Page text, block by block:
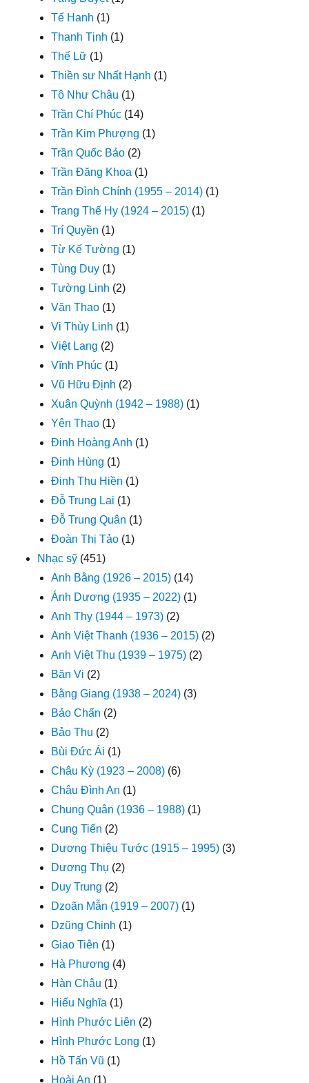
Tế Hanh (1)
Thanh Tịnh (1)
Thế Lữ (1)
Thiền sư Nhất Hạnh (1)
Tô Như Châu (1)
Trần Chí Phúc (14)
Trần Kim Phượng (1)
Trần Quốc Bảo (2)
Trần Đăng Khoa (1)
Trần Đình Chính (1955 – 2014) (1)
Trang Thế Hy (1924 – 2015) (1)
Trí Quyền (1)
Từ Kế Tường (1)
Tùng Duy (1)
Tường Linh (2)
Văn Thao (1)
Vi Thùy Linh (1)
Việt Lang (2)
Vĩnh Phúc (1)
Vũ Hữu Định (2)
Xuân Quỳnh (1942 – 1988) (1)
Yên Thao (1)
Đinh Hoàng Anh (1)
Đinh Hùng (1)
Đinh Thu Hiền (1)
Đỗ Trung Lai (1)
Đỗ Trung Quân (1)
Đoàn Thị Tảo (1)
Nhạc sỹ (451)
Anh Bằng (1926 – 2015) (14)
Ánh Dương (1935 – 2022) (1)
Anh Thy (1944 – 1973) (2)
Anh Việt Thanh (1936 – 2015) (2)
Anh Việt Thu (1939 – 1975) (2)
Băn Vi (2)
Bằng Giang (1938 – 2024) (3)
Bảo Chấn (2)
Bảo Thu (2)
Bùi Đức Ái (1)
Châu Kỳ (1923 – 2008) (6)
Châu Đình An (1)
Chung Quân (1936 – 1988) (1)
Cung Tiến (2)
Dương Thiệu Tước (1915 – 1995) (3)
Dương Thụ (2)
Duy Trung (2)
Dzoãn Mẫn (1919 – 2007) (1)
Dzũng Chinh (1)
Giao Tiên (1)
Hà Phương (4)
Hàn Châu (1)
Hiếu Nghĩa (1)
Hình Phước Liên (2)
Hình Phước Long (1)
Hồ Tấn Vũ (1)
Hoài An (1)